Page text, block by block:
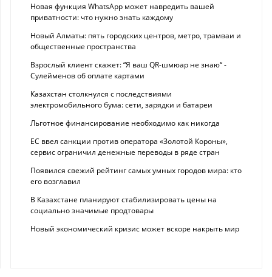
Новая функция WhatsApp может навредить вашей
приватности: что нужно знать каждому
Новый Алматы: пять городских центров, метро, трамваи и
общественные пространства
Взрослый клиент скажет: “Я ваш QR-шмюар не знаю“ -
Сулейменов об оплате картами
Казахстан столкнулся с последствиями
электромобильного бума: сети, зарядки и батареи
Льготное финансирование необходимо как никогда
ЕС ввел санкции против оператора «Золотой Короны»,
сервис ограничил денежные переводы в ряде стран
Появился свежий рейтинг самых умных городов мира: кто
его возглавил
В Казахстане планируют стабилизировать цены на
социально значимые продтовары
Новый экономический кризис может вскоре накрыть мир